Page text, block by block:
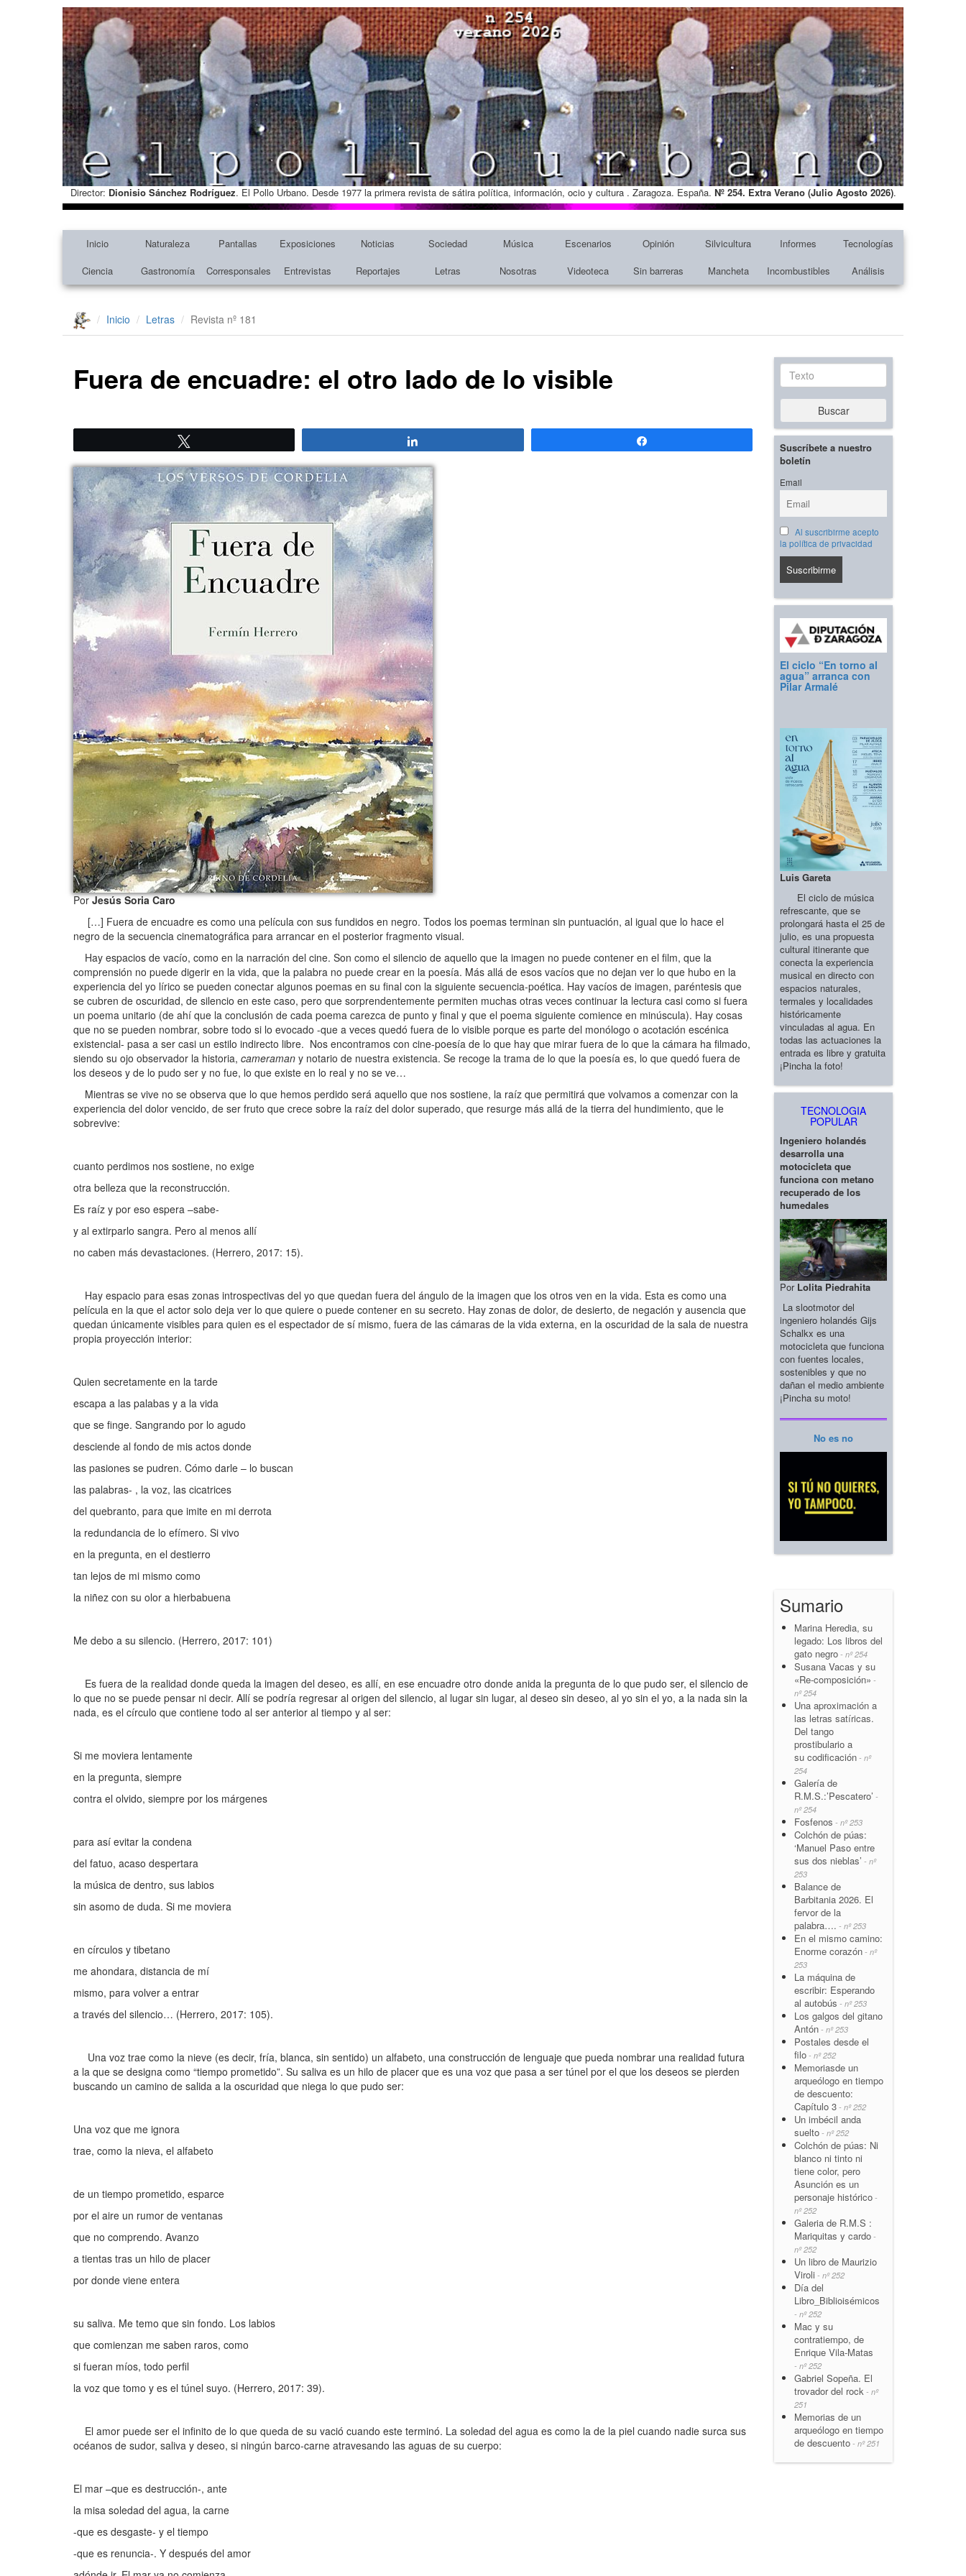
Director: Dionisio Sánchez Rodríguez. El Pollo Urbano. Desde 1977 la primera revista de sátira política, información, ocio y cultura . Zaragoza. España. Nº 254. Extra Verano (Julio Agosto 2026).
Inicio Naturaleza Pantallas Exposiciones Noticias Sociedad Música Escenarios Opinión Silvicultura Informes
Tecnologías
Ciencia
Gastronomía Corresponsales Entrevistas Reportajes Letras Nosotras Videoteca Sin barreras Mancheta Incombustibles Análisis
Inicio Letras Revista nº 181
Fuera de encuadre: el otro lado de lo visible
PorJesús Soria Caro
[…] Fuera de encuadre es como una película con sus fundidos en negro. Todos los poemas terminan sin puntuación, al igual que lo hace el
negro de la secuencia cinematográfica para arrancar en el posterior fragmento visual.
Hay espacios de vacío, como en la narración del cine. Son como el silencio de aquello que la imagen no puede contener en el film, que la
comprensión no puede digerir en la vida, que la palabra no puede crear en la poesía. Más allá de esos vacíos que no dejan ver lo que hubo en la
experiencia del yo lírico se pueden conectar algunos poemas en su final con la siguiente secuencia-poética. Hay vacíos de imagen, paréntesis que
se cubren de oscuridad, de silencio en este caso, pero que sorprendentemente permiten muchas otras veces continuar la lectura casi como si fuera
un poema unitario (de ahí que la conclusión de cada poema carezca de punto y final y que el poema siguiente comience en minúscula). Hay cosas
que no se pueden nombrar, sobre todo si lo evocado -que a veces quedó fuera de lo visible porque es parte del monólogo o acotación escénica
existencial- pasa a ser casi un estilo indirecto libre. Nos encontramos con cine-poesía de lo que hay que mirar fuera de lo que la cámara ha filmado,
siendo su ojo observador la historia, cameraman y notario de nuestra existencia. Se recoge la trama de lo que la poesía es, lo que quedó fuera de
los deseos y de lo pudo ser y no fue, lo que existe en lo real y no se ve…
Mientras se vive no se observa que lo que hemos perdido será aquello que nos sostiene, la raíz que permitirá que volvamos a comenzar con la
experiencia del dolor vencido, de ser fruto que crece sobre la raíz del dolor superado, que resurge más allá de la tierra del hundimiento, que le
sobrevive:
cuanto perdimos nos sostiene, no exige
otra belleza que la reconstrucción.
Es raíz y por eso espera –sabe-
y al extirparlo sangra. Pero al menos allí
no caben más devastaciones. (Herrero, 2017: 15).
Hay espacio para esas zonas introspectivas del yo que quedan fuera del ángulo de la imagen que los otros ven en la vida. Esta es como una
película en la que el actor solo deja ver lo que quiere o puede contener en su secreto. Hay zonas de dolor, de desierto, de negación y ausencia que
quedan únicamente visibles para quien es el espectador de sí mismo, fuera de las cámaras de la vida externa, en la oscuridad de la sala de nuestra
propia proyección interior:
Quien secretamente en la tarde
escapa a las palabas y a la vida
que se finge. Sangrando por lo agudo
desciende al fondo de mis actos donde
las pasiones se pudren. Cómo darle – lo buscan
las palabras- , la voz, las cicatrices
del quebranto, para que imite en mi derrota
la redundancia de lo efímero. Si vivo
en la pregunta, en el destierro
tan lejos de mi mismo como
la niñez con su olor a hierbabuena
Me debo a su silencio. (Herrero, 2017: 101)
Es fuera de la realidad donde queda la imagen del deseo, es allí, en ese encuadre otro donde anida la pregunta de lo que pudo ser, el silencio de
lo que no se puede pensar ni decir. Allí se podría regresar al origen del silencio, al lugar sin lugar, al deseo sin deseo, al yo sin el yo, a la nada sin la
nada, es el círculo que contiene todo al ser anterior al tiempo y al ser:
Si me moviera lentamente
en la pregunta, siempre
contra el olvido, siempre por los márgenes
para así evitar la condena
del fatuo, acaso despertara
la música de dentro, sus labios
sin asomo de duda. Si me moviera
en círculos y tibetano
me ahondara, distancia de mí
mismo, para volver a entrar
a través del silencio… (Herrero, 2017: 105).
Una voz trae como la nieve (es decir, fría, blanca, sin sentido) un alfabeto, una construcción de lenguaje que pueda nombrar una realidad futura
a la que se designa como “tiempo prometido”. Su saliva es un hilo de placer que es una voz que pasa a ser túnel por el que los deseos se pierden
buscando un camino de salida a la oscuridad que niega lo que pudo ser:
Una voz que me ignora
trae, como la nieva, el alfabeto
de un tiempo prometido, esparce
por el aire un rumor de ventanas
que no comprendo. Avanzo
a tientas tras un hilo de placer
por donde viene entera
su saliva. Me temo que sin fondo. Los labios
que comienzan me saben raros, como
si fueran míos, todo perfil
la voz que tomo y es el túnel suyo. (Herrero, 2017: 39).
El amor puede ser el infinito de lo que queda de su vació cuando este terminó. La soledad del agua es como la de la piel cuando nadie surca sus
océanos de sudor, saliva y deseo, si ningún barco-carne atravesando las aguas de su cuerpo:
El mar –que es destrucción-, ante
la misa soledad del agua, la carne
-que es desgaste- y el tiempo
-que es renuncia-. Y después del amor
Texto
Buscar
Suscríbete a nuestro
boletín
Email
Al suscribirme acepto
la política de privacidad
El ciclo “En torno al
agua” arranca con
Pilar Armalé
Luis Gareta
El ciclo de música
refrescante, que se
prolongará hasta el 25 de
julio, es una propuesta
cultural itinerante que
conecta la experiencia
musical en directo con
espacios naturales,
termales y localidades
históricamente
vinculadas al agua. En
todas las actuaciones la
entrada es libre y gratuita
¡Pincha la foto!
TECNOLOGIA
POPULAR
Ingeniero holandés
desarrolla una
motocicleta que
funciona con metano
recuperado de los
humedales
Por Lolita Piedrahita
La slootmotor del
ingeniero holandés Gijs
Schalkx es una
motocicleta que funciona
con fuentes locales,
sostenibles y que no
dañan el medio ambiente
¡Pincha su moto!
No es no
Sumario
Marina Heredia, su
legado: Los libros del
gato negro - nº 254
Susana Vacas y su
«Re-composición» -
nº 254
Una aproximación a
las letras satíricas.
Del tango
prostibulario a
su codificación - nº
254
Galería de
R.M.S.:’Pescatero’ -
nº 254
Fosfenos - nº 253
Colchón de púas:
‘Manuel Paso entre
sus dos nieblas’ - nº
253
Balance de
Barbitania 2026. El
fervor de la
palabra…. - nº 253
En el mismo camino:
Enorme corazón - nº
253
La máquina de
escribir: Esperando
al autobús - nº 253
Los galgos del gitano
Antón - nº 253
Postales desde el
filo - nº 252
Memoriasde un
arqueólogo en tiempo
de descuento:
Capítulo 3 - nº 252
Un imbécil anda
suelto - nº 252
Colchón de púas: Ni
blanco ni tinto ni
tiene color, pero
Asunción es un
personaje histórico -
nº 252
Galeria de R.M.S :
Mariquitas y cardo -
nº 252
Un libro de Maurizio
Viroli - nº 252
Día del
Libro_Biblioisémicos
- nº 252
Mac y su
contratiempo, de
Enrique Vila-Matas
- nº 252
Gabriel Sopeña. El
trovador del rock - nº
251
Memorias de un
arqueólogo en tiempo
de descuento - nº 251